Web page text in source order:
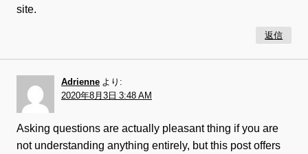
site.
返信
Adrienne より:
2020年8月3日 3:48 AM
Asking questions are actually pleasant thing if you are
not understanding anything entirely, but this post offers